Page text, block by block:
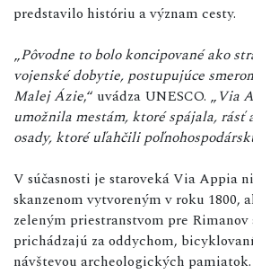
predstavilo históriu a význam cesty.
„Pôvodne to bolo koncipované ako
vojenské dobytie, postupujúce
Malej Ázie,“ uvádza UNESCO. „Via
umožnila mestám, ktoré spájala,
osady, ktoré uľahčili
V súčasnosti je staroveká Via Appia
skanzenom vytvoreným v roku 1800,
zeleným priestranstvom pre
prichádzajú za oddychom,
návštevou archeologických pamiatok.